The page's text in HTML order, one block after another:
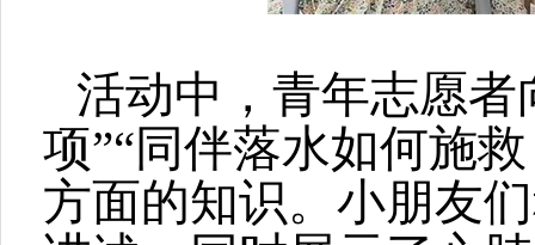
活动中，青年志愿
项”“同伴落水如何施
方面的知识。小朋友